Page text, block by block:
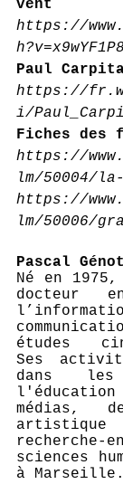
vent
https://
Paul
https://
i/
Fiches des
https://
lm/50004/
https://
lm/50006/
Pascal Génot
Né en
docteur
études
Ses
dans les
médias,
recherche-
sciences
à Marseille.